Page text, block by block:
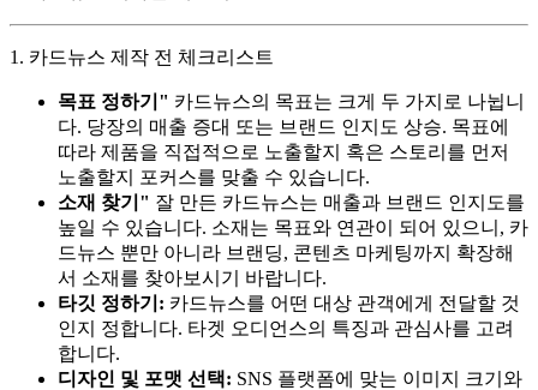
1. 카드뉴스 제작 전 체크리스트
목표 정하기" 카드뉴스의 목표는 크게 두 가지로 나뉩니
다. 당장의 매출 증대 또는 브랜드 인지도 상승. 목표에
따라 제품을 직접적으로 노출할지 혹은 스토리를 먼저
노출할지 포커스를 맞출 수 있습니다.
소재 찾기" 잘 만든 카드뉴스는 매출과 브랜드 인지도를
높일 수 있습니다. 소재는 목표와 연관이 되어 있으니, 카
드뉴스 뿐만 아니라 브랜딩, 콘텐츠 마케팅까지 확장해
서 소재를 찾아보시기 바랍니다.
타깃 정하기: 카드뉴스를 어떤 대상 관객에게 전달할 것
인지 정합니다. 타겟 오디언스의 특징과 관심사를 고려
합니다.
디자인 및 포맷 선택: SNS 플랫폼에 맞는 이미지 크기와